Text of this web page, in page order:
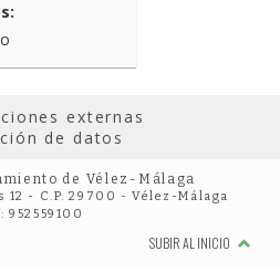
externas
de datos
de Vélez-Málaga
- C.P. 29700 - Vélez-Málaga
952559100
SUBIR AL INICIO